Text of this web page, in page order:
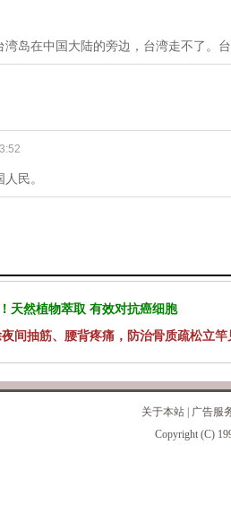
岛在中国大陆的旁边，台湾走不了。
民。
天然植物萃取 有效对抗癌细胞
间抽筋、腰背疼痛，防治骨质疏松立竿
关于本站
广告服
Copyright (C)